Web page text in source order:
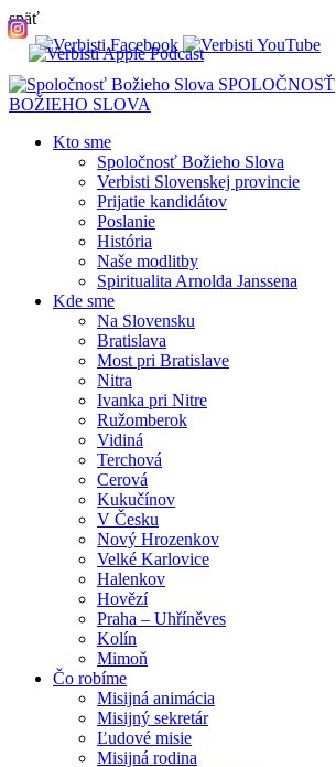
späť
SPOLOČNOSŤ
BOŽIEHO SLOVA
Kto sme
Spoločnosť Božieho Slova
Verbisti Slovenskej provincie
Prijatie kandidátov
Poslanie
História
Naše modlitby
Spiritualita Arnolda Janssena
Kde sme
Na Slovensku
Bratislava
Most pri Bratislave
Nitra
Ivanka pri Nitre
Ružomberok
Vidiná
Terchová
Cerová
Kukučínov
V Česku
Nový Hrozenkov
Velké Karlovice
Halenkov
Hovězí
Praha – Uhříněves
Kolín
Mimoň
Čo robíme
Misijná animácia
Misijný sekretár
Ľudové misie
Misijná rodina